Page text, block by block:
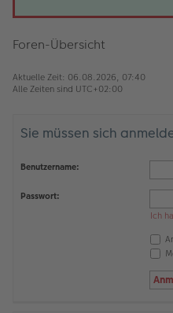
Foren-Übersicht
Aktuelle Zeit: 06.08.2026, 07:40
Alle Zeiten sind UTC+02:00
Sie müssen sich
Benutzername:
Passwort:
Ich